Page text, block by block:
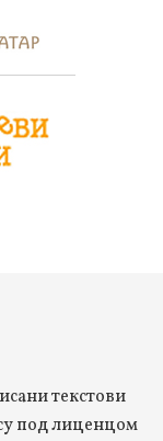
текстови
под лиценцом